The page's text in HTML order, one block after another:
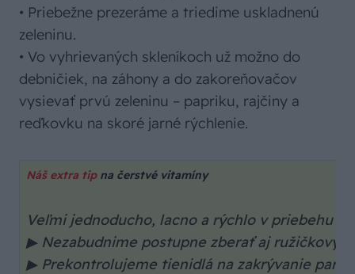
• Priebežne prezeráme a triedime uskladnenú
zeleninu.
• Vo vyhrievaných skleníkoch už možno do
debničiek, na záhony a do zakoreňovačov
vysievať prvú zeleninu – papriku, rajčiny a
reďkovku na skoré jarné rýchlenie.
Náš extra tip na čerstvé vitamíny
Veľmi jednoducho, lacno a rýchlo v priebehu
▶ Nezabudnime postupne zberať aj ružičkový
▶ Prekontrolujeme tienidlá na zakrývanie